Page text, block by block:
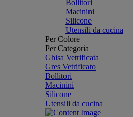
Bollitori
Macinini
Silicone
Utensili da cucina
Per Colore
Per Categoria
Ghisa Vetrificata
Gres Vetrificato
Bollitori
Macinini
Silicone
Utensili da cucina